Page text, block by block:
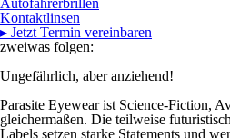
Autofahrerbrillen
Kontaktlinsen
▸ Jetzt Termin vereinbaren
zweiwas folgen:
Ungefährlich, aber anziehend!
Parasite Eyewear ist Science-Fiction,
gleichermaßen. Die teilweise
Labels setzen starke Statements und